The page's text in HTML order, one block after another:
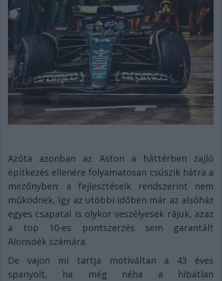
Azóta azonban az Aston a háttérben zajló
építkezés ellenére folyamatosan csúszik hátra a
mezőnyben: a fejlesztéseik rendszerint nem
működnek, így az utóbbi időben már az alsóház
egyes csapatai is olykor veszélyesek rájuk, azaz
a top 10-es pontszerzés sem garantált
Alonsóék számára.
De vajon mi tartja motiváltan a 43 éves
spanyolt, ha még néha a hibátlan